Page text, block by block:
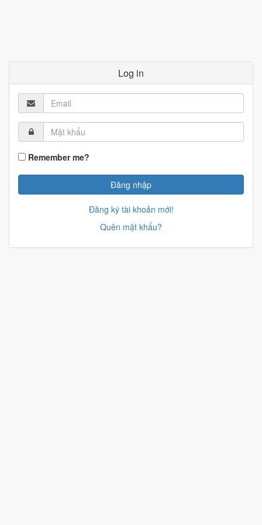
Log in
Remember me?
Đăng ký tài khoản mới!
Quên mật khẩu?